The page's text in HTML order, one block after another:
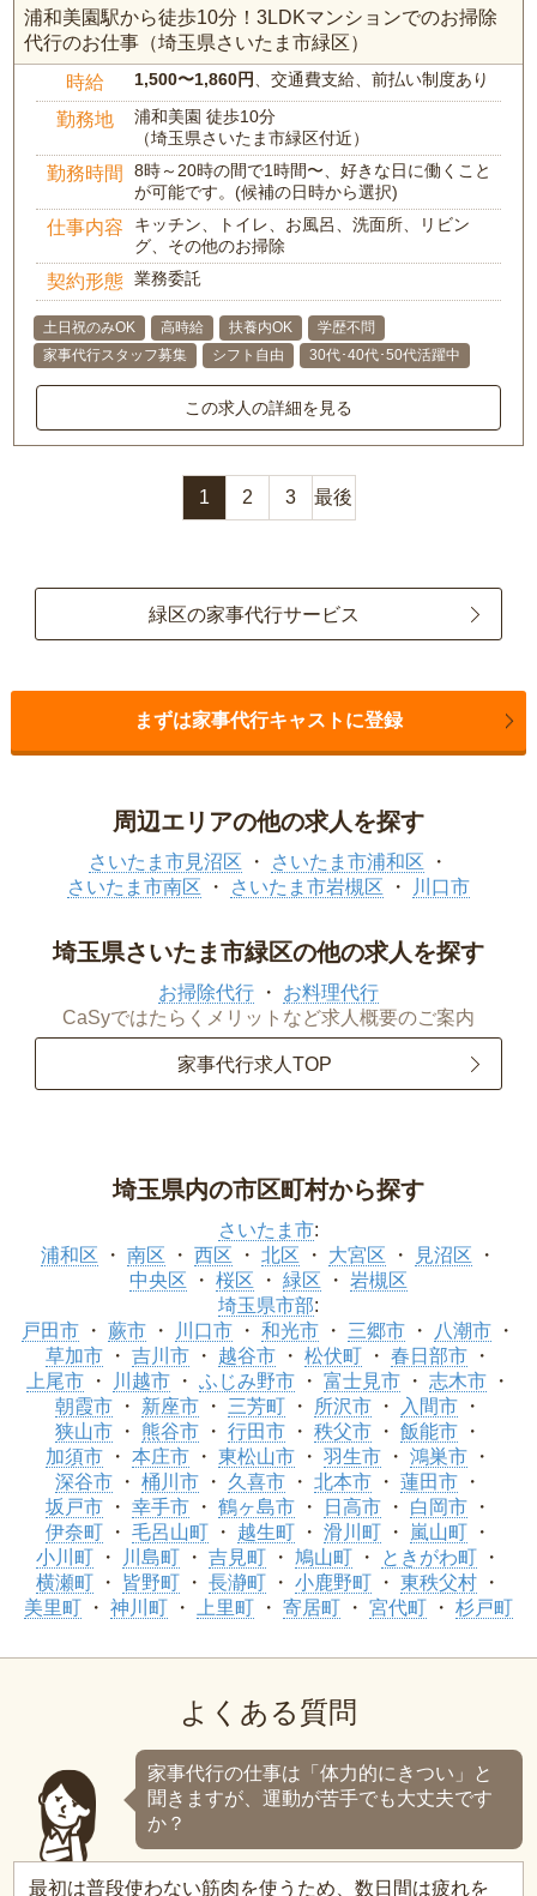
浦和美園駅から徒歩10分！3LDKマンションでのお掃除
代行のお仕事（埼玉県さいたま市緑区）
時給 1,500〜1,860円、交通費支給、前払い制度あり
勤務地
浦和美園 徒歩10分
（埼玉県さいたま市緑区付近）
勤務時間
8時～20時の間で1時間〜、好きな日に働くこと
が可能です。(候補の日時から選択)
仕事内容
キッチン、トイレ、お風呂、洗面所、リビン
グ、その他のお掃除
契約形態 業務委託
土日祝のみOK 高時給 扶養内OK
学歴不問
家事代行スタッフ募集
シフト自由 30代･40代･50代活躍中
この求人の詳細を見る
1 2 3 最後
緑区の家事代行サービス
まずは家事代行キャストに登録
周辺エリアの他の求人を探す
さいたま市見沼区
さいたま市浦和区
さいたま市南区
さいたま市岩槻区 川口市
埼玉県さいたま市緑区の他の求人を探す
お掃除代行
お料理代行
CaSyではたらくメリットなど求人概要のご案内
家事代行求人TOP
埼玉県内の市区町村から探す
さいたま市:
浦和区
南区 西区 北区 大宮区
見沼区
中央区
桜区 緑区
岩槻区
埼玉県市部:
戸田市
蕨市 川口市 和光市 三郷市
八潮市
草加市
吉川市 越谷市 松伏町
春日部市
上尾市
川越市 ふじみ野市 富士見市
志木市
朝霞市
新座市 三芳町 所沢市
入間市
狭山市
熊谷市 行田市 秩父市
飯能市
加須市
本庄市 東松山市 羽生市
鴻巣市
深谷市
桶川市 久喜市 北本市
蓮田市
坂戸市
幸手市 鶴ヶ島市 日高市
白岡市
伊奈町
毛呂山町 越生町 滑川町
嵐山町
小川町
川島町 吉見町 鳩山町
ときがわ町
横瀬町
皆野町 長瀞町 小鹿野町
東秩父村
美里町
神川町 上里町 寄居町 宮代町 杉戸町
よくある質問
家事代行の仕事は「体力的にきつい」と
聞きますが、運動が苦手でも大丈夫です
か？
最初は普段使わない筋肉を使うため、数日間は疲れを